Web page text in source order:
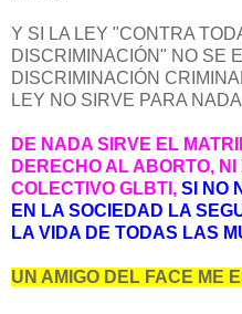
Y SI LA LEY "CONTRA
DISCRIMINACIÓN" NO SE
DISCRIMINACIÓN
LEY NO SIRVE PARA
DE NADA SIRVE EL
DERECHO AL ABORTO,
COLECTIVO GLBTI, SI NO
EN LA SOCIEDAD LA
LA VIDA DE TODAS LAS
UN AMIGO DEL FACE ME